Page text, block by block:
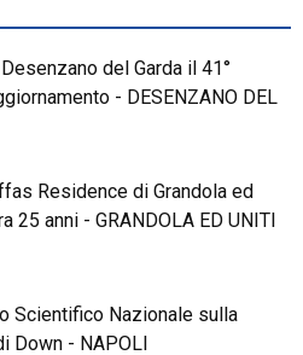
del Garda il 41°
- DESENZANO DEL
Residence di Grandola ed
25 anni - GRANDOLA ED UNITI
Scientifico Nazionale sulla
Down - NAPOLI